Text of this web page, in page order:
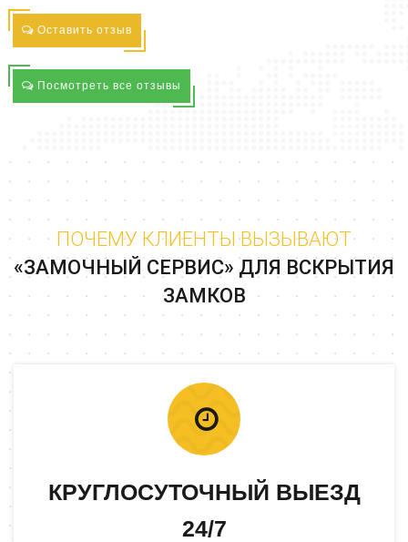
Оставить отзыв
Посмотреть все отзывы
ПОЧЕМУ КЛИЕНТЫ ВЫЗЫВАЮТ
«ЗАМОЧНЫЙ СЕРВИС» ДЛЯ ВСКРЫТИЯ
ЗАМКОВ
КРУГЛОСУТОЧНЫЙ ВЫЕЗД
24/7